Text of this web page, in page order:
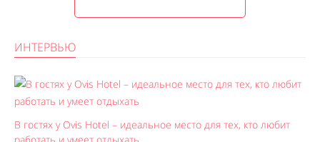
ИНТЕРВЬЮ
В гостях у Ovis Hotel – идеальное место для тех, кто любит